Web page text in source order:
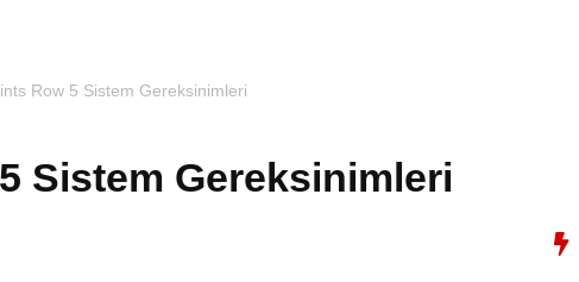
Row 5 Sistem Gereksinimleri
Sistem Gereksinimleri